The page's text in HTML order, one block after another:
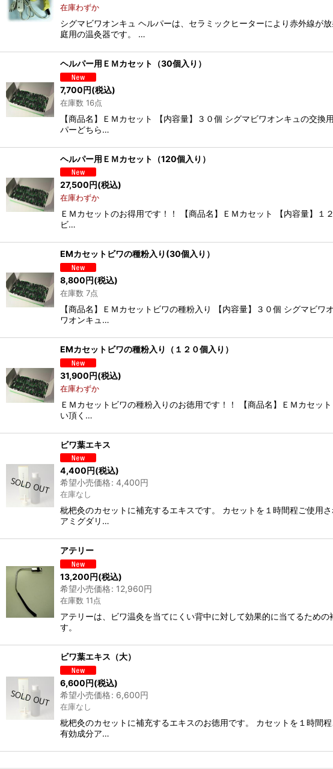
在庫わずか
シグマビワオンキュ ヘルパーは、セラミックヒーターにより赤外線が
庭用の温灸器です。 …
ヘルパー用ＥＭカセット（30個入り）
7,700円(税込)
在庫数 16点
【商品名】ＥＭカセット 【内容量】３０個 シグマビワオンキュの交
パーどちら…
ヘルパー用ＥＭカセット（120個入り）
27,500円(税込)
在庫わずか
ＥＭカセットのお得用です！！ 【商品名】ＥＭカセット 【内容量】
ビ…
EMカセットビワの種粉入り(30個入り）
8,800円(税込)
在庫数 7点
【商品名】ＥＭカセットビワの種粉入り 【内容量】３０個 シグマビ
ワオンキュ…
EMカセットビワの種粉入り（１２０個入り）
31,900円(税込)
在庫わずか
ＥＭカセットビワの種粉入りのお徳用です！！ 【商品名】ＥＭカセッ
い頂く…
ビワ葉エキス
4,400円(税込)
希望小売価格: 4,400円
在庫なし
枇杷灸のカセットに補充するエキスです。 カセットを１時間程ご使用
アミグダリ…
アテリー
13,200円(税込)
希望小売価格: 12,960円
在庫数 11点
アテリーは、ビワ温灸を当てにくい背中に対して効果的に当てるため
す。
ビワ葉エキス（大）
6,600円(税込)
希望小売価格: 6,600円
在庫なし
枇杷灸のカセットに補充するエキスのお徳用です。 カセットを１時間
有効成分ア…